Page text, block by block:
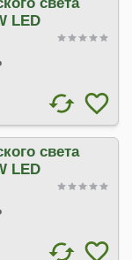
LED
света
LED